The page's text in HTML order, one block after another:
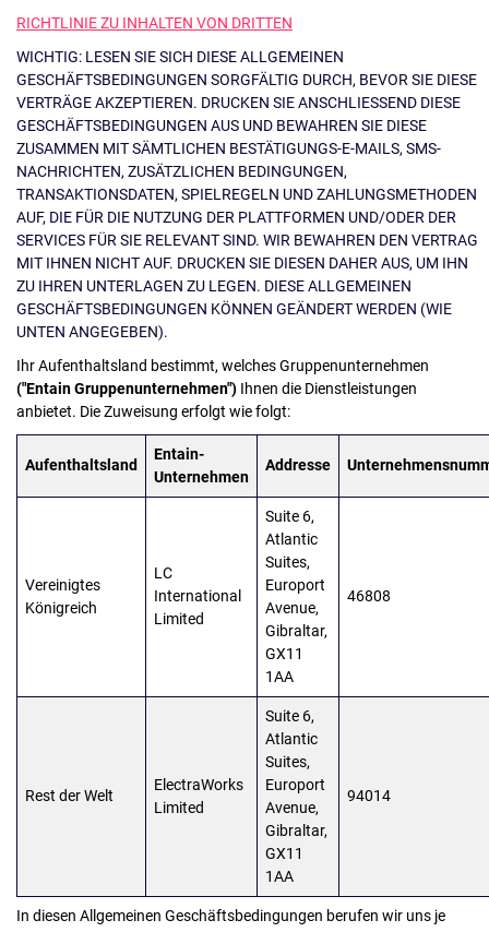
RICHTLINIE ZU INHALTEN VON DRITTEN
WICHTIG: LESEN SIE SICH DIESE ALLGEMEINEN
GESCHÄFTSBEDINGUNGEN SORGFÄLTIG DURCH, BEVOR SIE DIESE
VERTRÄGE AKZEPTIEREN. DRUCKEN SIE ANSCHLIESSEND DIESE
GESCHÄFTSBEDINGUNGEN AUS UND BEWAHREN SIE DIESE
ZUSAMMEN MIT SÄMTLICHEN BESTÄTIGUNGS-E-MAILS, SMS-
NACHRICHTEN, ZUSÄTZLICHEN BEDINGUNGEN,
TRANSAKTIONSDATEN, SPIELREGELN UND ZAHLUNGSMETHODEN
AUF, DIE FÜR DIE NUTZUNG DER PLATTFORMEN UND/ODER DER
SERVICES FÜR SIE RELEVANT SIND. WIR BEWAHREN DEN VERTRAG
MIT IHNEN NICHT AUF. DRUCKEN SIE DIESEN DAHER AUS, UM IHN
ZU IHREN UNTERLAGEN ZU LEGEN. DIESE ALLGEMEINEN
GESCHÄFTSBEDINGUNGEN KÖNNEN GEÄNDERT WERDEN (WIE
UNTEN ANGEGEBEN).
Ihr Aufenthaltsland bestimmt, welches Gruppenunternehmen
("Entain Gruppenunternehmen") Ihnen die Dienstleistungen
anbietet. Die Zuweisung erfolgt wie folgt:
Aufenthaltsland
Entain-
Unternehmen
Addresse
Vereinigtes
Königreich
LC
International
Limited
Suite 6,
Atlantic
Suites,
Europort
Avenue,
Gibraltar,
GX11
1AA
46808
Rest der Welt
ElectraWorks
Limited
Suite 6,
Atlantic
Suites,
Europort
Avenue,
Gibraltar,
GX11
1AA
94014
In diesen Allgemeinen Geschäftsbedingungen berufen wir uns je